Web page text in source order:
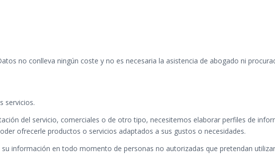
no conlleva ningún coste y no es necesaria la asistencia de abogado ni
servicios.
del servicio, comerciales o de otro tipo, necesitemos elaborar perfiles de
ofrecerle productos o servicios adaptados a sus gustos o necesidades.
información en todo momento de personas no autorizadas que pretendan